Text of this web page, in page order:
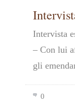
Intervista
– Con lui
gli
0